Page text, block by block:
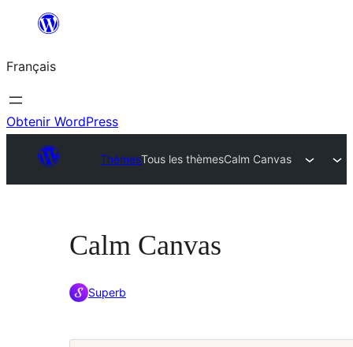
contenu
Français
Obtenir WordPress
ThèmesTous les thèmesCalm Canvas
Calm Canvas
Superb